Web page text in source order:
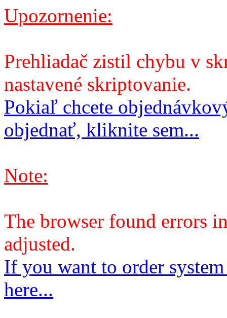
Upozornenie:
Prehliadač zistil chybu v
nastavené skriptovanie.
Pokiaľ chcete
objednať, kliknite sem...
Note:
The browser found errors
adjusted.
If you want to order
here...